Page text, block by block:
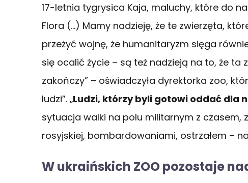
17-letnia tygrysica Kaja, maluchy, które do
Flora (…) Mamy nadzieję, że te zwierzęta,
przeżyć wojnę, że humanitaryzm sięga
się ocalić życie – są też nadzieją na to, że ta
zakończy” – oświadczyła dyrektorka zoo,
ludzi”. „Ludzi, którzy byli gotowi oddać dla
sytuacja walki na polu militarnym z czasem,
rosyjskiej, bombardowaniami, ostrzałem –
W ukraińskich ZOO pozostaje